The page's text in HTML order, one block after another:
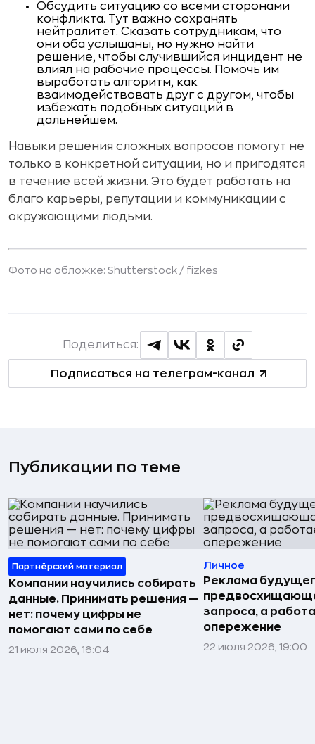
Обсудить ситуацию со всеми сторонами
конфликта. Тут важно сохранять
нейтралитет. Сказать сотрудникам, что
они оба услышаны, но нужно найти
решение, чтобы случившийся инцидент не
влиял на рабочие процессы. Помочь им
выработать алгоритм, как
взаимодействовать друг с другом, чтобы
избежать подобных ситуаций в
дальнейшем.
Навыки решения сложных вопросов помогут не
только в конкретной ситуации, но и пригодятся
в течение всей жизни. Это будет работать на
благо карьеры, репутации и коммуникации с
окружающими людьми.
Фото на обложке: Shutterstock / fizkes
Подписаться на телеграм-канал
Поделиться:
Публикации по теме
Партнёрский материал
Компании научились собирать
данные. Принимать решения —
нет: почему цифры не
помогают сами по себе
21 июля 2026, 16:04
Личное
Реклама
запроса, а
опережение
22 июля 2026, 19:00